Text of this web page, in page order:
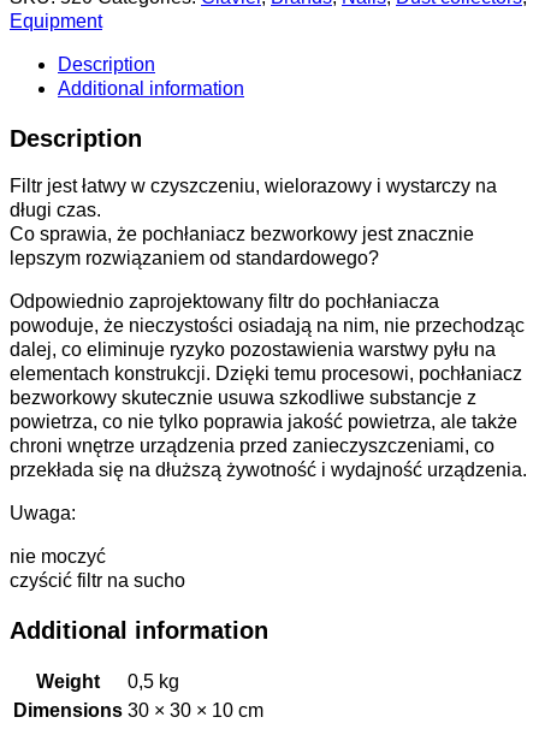
Equipment
Description
Additional information
Description
Filtr jest łatwy w czyszczeniu, wielorazowy i wystarczy na
długi czas.
Co sprawia, że pochłaniacz bezworkowy jest znacznie
lepszym rozwiązaniem od standardowego?
Odpowiednio zaprojektowany filtr do pochłaniacza
powoduje, że nieczystości osiadają na nim, nie przechodząc
dalej, co eliminuje ryzyko pozostawienia warstwy pyłu na
elementach konstrukcji. Dzięki temu procesowi, pochłaniacz
bezworkowy skutecznie usuwa szkodliwe substancje z
powietrza, co nie tylko poprawia jakość powietrza, ale także
chroni wnętrze urządzenia przed zanieczyszczeniami, co
przekłada się na dłuższą żywotność i wydajność urządzenia.
Uwaga:
nie moczyć
czyścić filtr na sucho
Additional information
Weight
0,5 kg
Dimensions 30 × 30 × 10 cm